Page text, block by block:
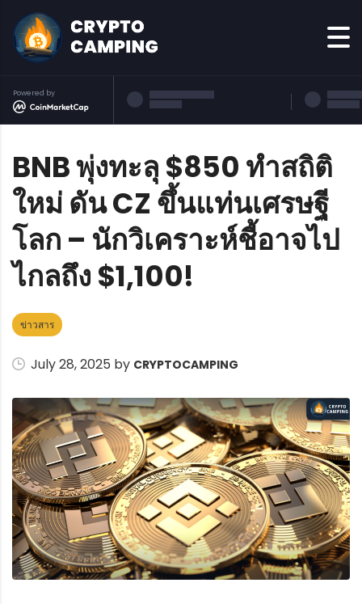
Powered by
BNB พุ่งทะลุ $850 ทำสถิติ
ใหม่ ดัน CZ ขึ้นแท่นเศรษฐี
โลก – นักวิเคราะห์ชี้อาจไป
ไกลถึง $1,100!
ข่าวสาร
July 28, 2025 by CRYPTOCAMPING